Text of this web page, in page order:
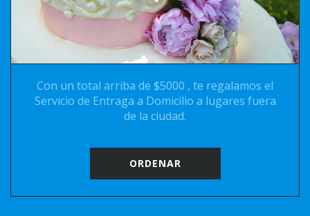
Con un total arriba de $5000 , te regalamos el
Servicio de Entraga a Domicilio a lugares fuera
de la ciudad.
ORDENAR